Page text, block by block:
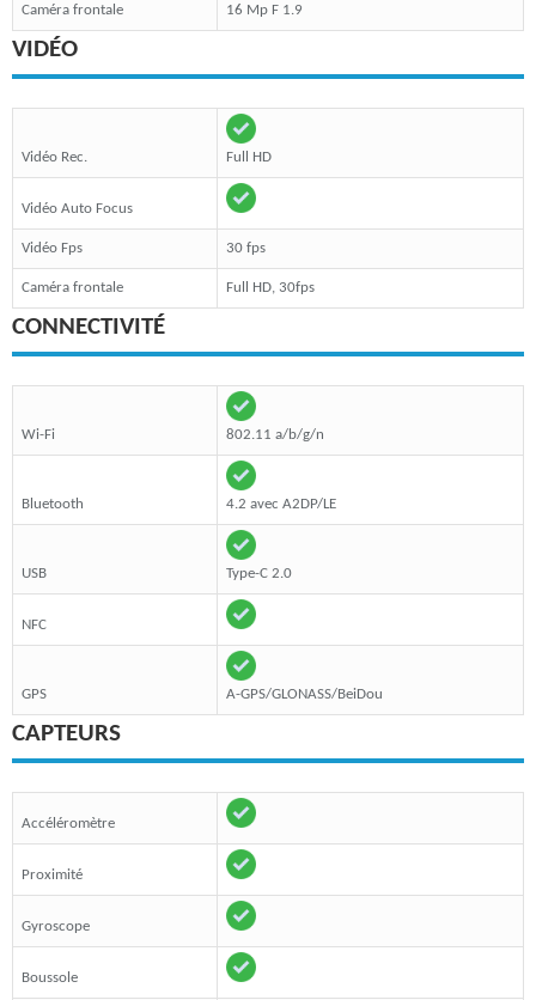
Caméra frontale 16 Mp F 1.9
VIDÉO
Vidéo Rec. Full HD
Vidéo Auto Focus
Vidéo Fps 30 fps
Caméra frontale Full HD, 30fps
CONNECTIVITÉ
Wi-Fi 802.11 a/b/g/n
Bluetooth 4.2 avec A2DP/LE
USB Type-C 2.0
NFC
GPS A-GPS/GLONASS/BeiDou
CAPTEURS
Accéléromètre
Proximité
Gyroscope
Boussole